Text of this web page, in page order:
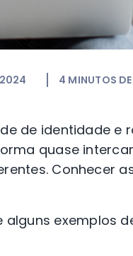
4 MINUTOS
de identidade e
quase
Conhecer
exemplos